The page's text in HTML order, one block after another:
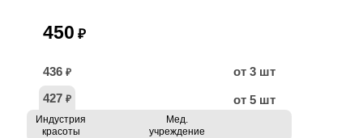
450 ₽
436 ₽
от 3 шт
427 ₽ от 5 шт
Индустрия
красоты
Мед.
учреждение